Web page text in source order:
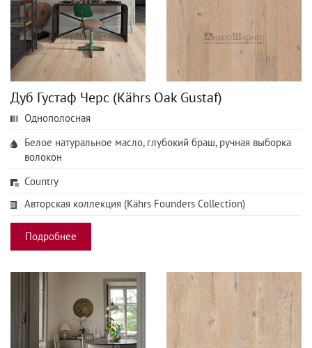
Дуб Густаф Черс (Kährs Oak Gustaf)
Однополосная
Белое натуральное масло, глубокий браш, ручная выборка
волокон
Country
Авторская коллекция (Kährs Founders Collection)
Подробнее